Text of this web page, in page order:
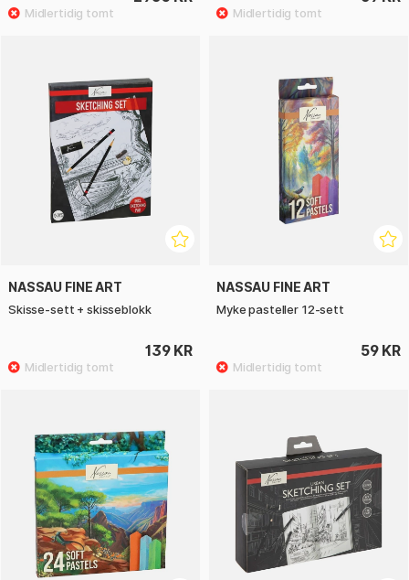
NASSAU FINE ART
Skisse-sett + skisseblokk
139 KR
NASSAU FINE ART
Myke pasteller 12-sett
59 KR